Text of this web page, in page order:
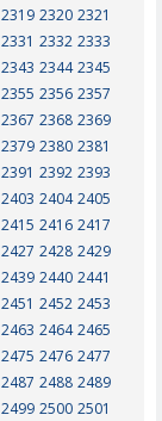
2319 2320 2321
2331 2332 2333
2343 2344 2345
2355 2356 2357
2367 2368 2369
2379 2380 2381
2391 2392 2393
2403 2404 2405
2415 2416 2417
2427 2428 2429
2439 2440 2441
2451 2452 2453
2463 2464 2465
2475 2476 2477
2487 2488 2489
2499 2500 2501